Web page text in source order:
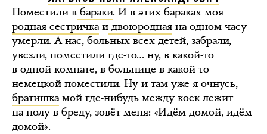
Поместили в бараки. И в этих бараках моя
родная сестричка и двоюродная на одном часу
умерли. А нас, больных всех детей, забрали,
увезли, поместили где-то… ну, в какой-то
в одной комнате, в больнице в какой-то
немецкой поместили. Ну и там уже я очнусь,
братишка мой где-нибудь между коек лежит
на полу в бреду, зовёт меня: «Идём домой, идём
домой».